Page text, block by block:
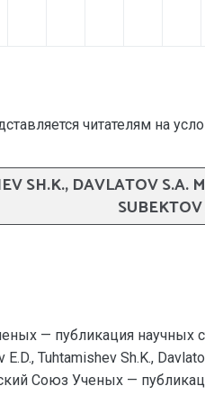
читателям на
SH.K., DAVLATOV
— публикация научных
Tuhtamishev Sh.K.,
Союз Ученых —